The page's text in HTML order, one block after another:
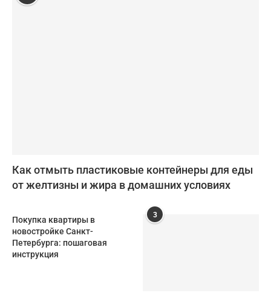
Как отмыть пластиковые контейнеры для еды
от желтизны и жира в домашних условиях
Покупка квартиры в
новостройке Санкт-
Петербурга: пошаговая
инструкция
3